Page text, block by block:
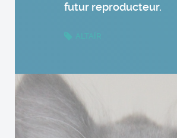
futur reproducteur.
ALTAÏR